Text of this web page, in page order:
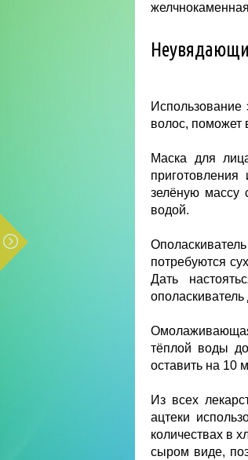
Использование
волос, поможет
Маска для
зелёную массу
водой.
потребуются
Дать
тёплой воды
оставить на 10
Из всех
ацтеки
количествах в
сыром виде,